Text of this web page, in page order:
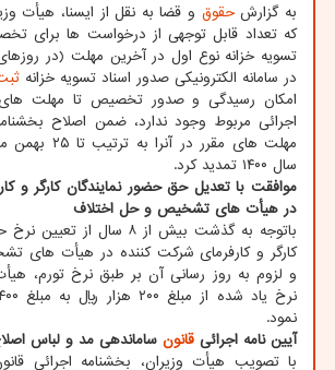
به گزارشحقوق و قضا به نقل از ایسنا، هیأت
که تعداد قابل توجهی از درخواست ها برای
در سامانه الکترونیکی صدور اسناد تسویه خزانه
امکان رسیدگی و صدور تخصیص تا مهلت های
اجرائی مربوط وجود ندارد، ضمن اصلاح
سال ۱۴۰۰ تمدید کرد.
موافقت با تعدیل حق حضور نمایندگان کارگر و
در هیأت های تشخیص و حل اختلاف
باتوجه به گذشت بیش از ۸ سال
کارگر و کارفرمای شرکت کننده در هیأت های
و لزوم به روز رسانی آن بر طبق نرخ تورم،
نمود.
آیین نامه اجرائی قانون ساماندهی مد و لباس
با تصویب هیأت وزیران، بخشنامه اجرائی